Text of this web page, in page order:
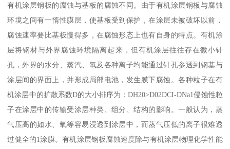
有机涂层钢板的腐蚀与基板的腐蚀不同。由于有机涂层钢板与腐蚀
环境之间有一惰性膜层，使基板受到保护，在涂层未被破坏以前，
腐蚀速率要比基板慢得多，在腐蚀形态上也有自身的特点。有机涂
层将钢材与外界腐蚀环境隔离起来，但有机涂层往往存在微小针
孔，外界的水分、蒸汽、氧及各种离子均能通过针孔参透到钢基与
涂层间的界面上，并形成局部电池，发生膜下腐蚀。各种粒子在有
机涂层中的扩散系数D的大小排序为：DH20>D02DCI-DNa1侵蚀性粒
子在涂层中的传输受涂层种类、组分、结构的影响。一般认为，蒸
气压高的如水、氧等容易浸透到涂层中，而蒸气压低的离子很难透
过健全的1涂膜。有机涂层钢板腐蚀速度除与有机涂层物理化学性能